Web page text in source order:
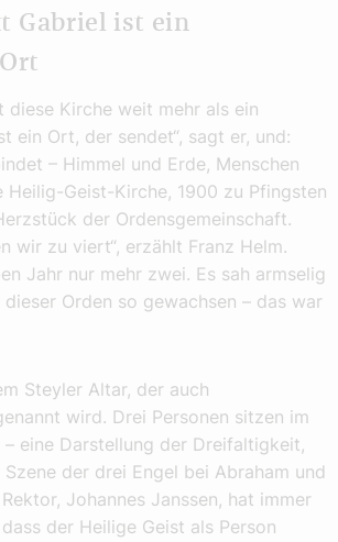
Gabriel ist ein
diese Kirche weit mehr als ein
ein Ort, der sendet“, sagt er, und:
– Himmel und Erde, Menschen
Heilig-Geist-Kirche, 1900 zu Pfingsten
der Ordensgemeinschaft.
wir zu viert“, erzählt Franz Helm.
Jahr nur mehr zwei. Es sah armselig
Orden so gewachsen – das war
Steyler Altar, der auch
wird. Drei Personen sitzen im
eine Darstellung der Dreifaltigkeit,
der drei Engel bei Abraham und
Johannes Janssen, hat immer
der Heilige Geist als Person